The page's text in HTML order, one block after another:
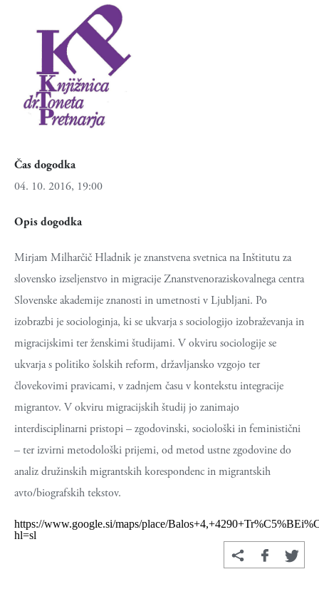
Čas dogodka
04. 10. 2016, 19:00
Opis dogodka
Mirjam Milharčič Hladnik je znanstvena svetnica na Inštitutu za
slovensko izseljenstvo in migracije Znanstvenoraziskovalnega centra
Slovenske akademije znanosti in umetnosti v Ljubljani. Po
izobrazbi je sociologinja, ki se ukvarja s sociologijo izobraževanja in
migracijskimi ter ženskimi študijami. V okviru sociologije se
ukvarja s politiko šolskih reform, državljansko vzgojo ter
človekovimi pravicami, v zadnjem času v kontekstu integracije
migrantov. V okviru migracijskih študij jo zanimajo
interdisciplinarni pristopi – zgodovinski, sociološki in feministični
– ter izvirni metodološki prijemi, od metod ustne zgodovine do
analiz družinskih migrantskih korespondenc in migrantskih
avto/biografskih tekstov.
https://www.google.si/maps/place/
hl=sl